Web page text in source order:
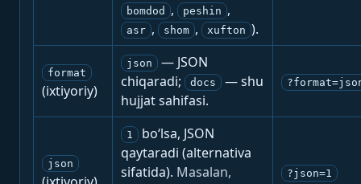
bomdod , peshin ,
asr , shom , xufton ).
format
(ixtiyoriy)
json
— JSON
chiqaradi;
docs
— shu
hujjat sahifasi.
json
1
bo‘lsa, JSON
qaytaradi (alternativa
sifatida). Masalan,
?json=1